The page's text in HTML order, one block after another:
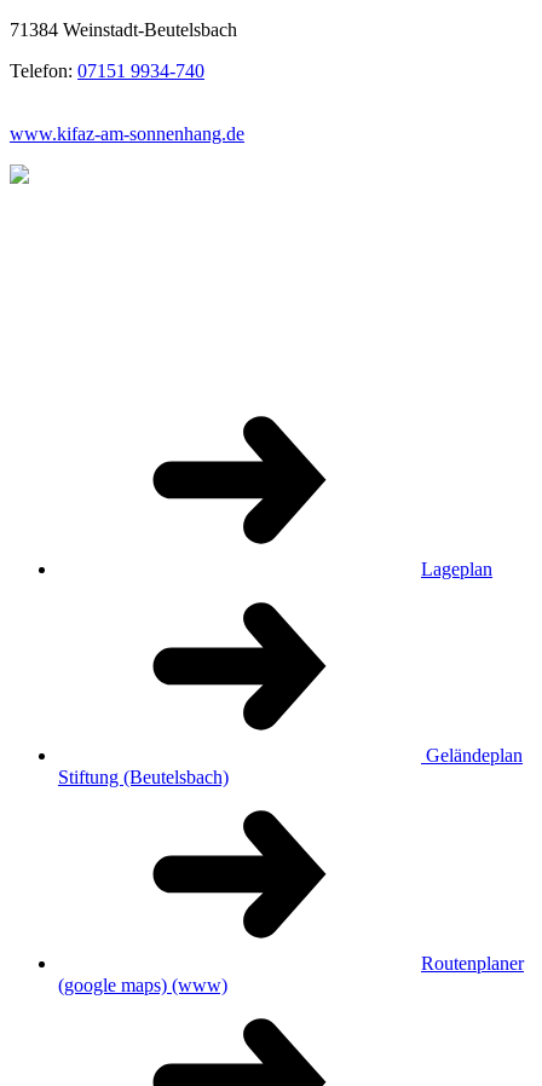
71384 Weinstadt-Beutelsbach
Telefon: 07151 9934-740
www.kifaz-am-sonnenhang.de
Lageplan
Geländeplan
Stiftung (Beutelsbach)
Routenplaner
(google maps) (www)